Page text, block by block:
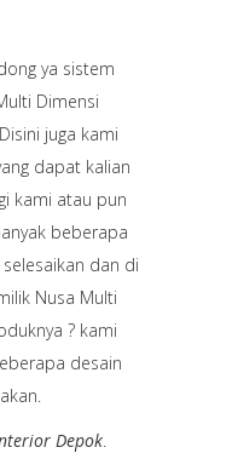
ya sistem
Dimensi
juga kami
dapat kalian
kami atau pun
beberapa
dan di
Nusa Multi
? kami
desain
Depok.